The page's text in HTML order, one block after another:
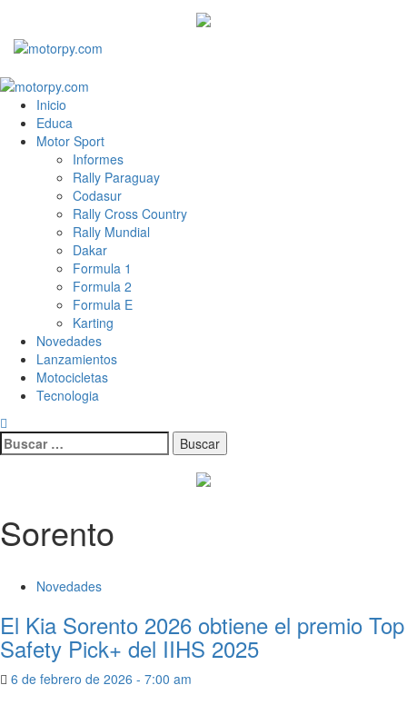
Inicio
Educa
Motor Sport
Informes
Rally Paraguay
Codasur
Rally Cross Country
Rally Mundial
Dakar
Formula 1
Formula 2
Formula E
Karting
Novedades
Lanzamientos
Motocicletas
Tecnologia
Sorento
Novedades
El Kia Sorento 2026 obtiene el premio Top
Safety Pick+ del IIHS 2025
6 de febrero de 2026 - 7:00 am